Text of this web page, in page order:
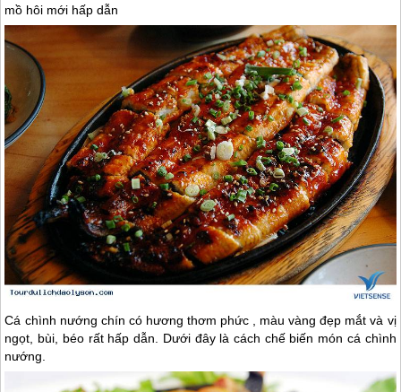
mồ hôi mới hấp dẫn
Cá chình nướng chín có hương thơm phức , màu vàng đẹp mắt và vị
ngọt, bùi, béo rất hấp dẫn. Dưới đây là cách chế biến món cá chình
nướng.